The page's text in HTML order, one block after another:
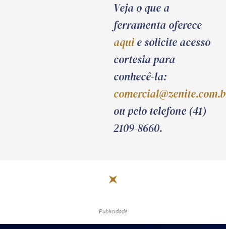
Veja o que a
ferramenta oferece
aquie solicite acesso
cortesia para
conhecê-la:
ou pelo telefone (41)
2109-8660.
Publicidade